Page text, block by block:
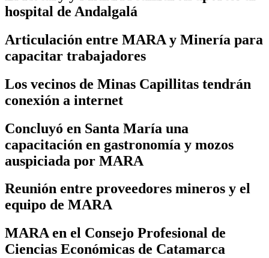
hospital de Andalgalá
Articulación entre MARA y Minería para
capacitar trabajadores
Los vecinos de Minas Capillitas tendrán
conexión a internet
Concluyó en Santa María una
capacitación en gastronomía y mozos
auspiciada por MARA
Reunión entre proveedores mineros y el
equipo de MARA
MARA en el Consejo Profesional de
Ciencias Económicas de Catamarca